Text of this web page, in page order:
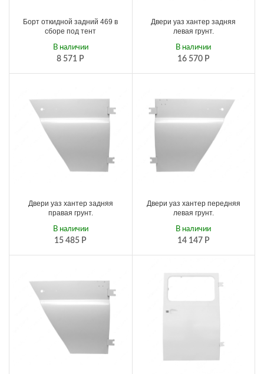
Борт откидной задний 469 в
сборе под тент
8 571 Р
В наличии
Двери уаз хантер задняя
левая грунт.
16 570 Р
В наличии
Двери уаз хантер задняя
правая грунт.
15 485 Р
В наличии
Двери уаз хантер передняя
левая грунт.
14 147 Р
В наличии